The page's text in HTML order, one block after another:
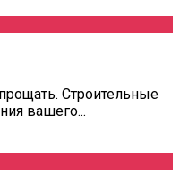
Строительные
вашего...